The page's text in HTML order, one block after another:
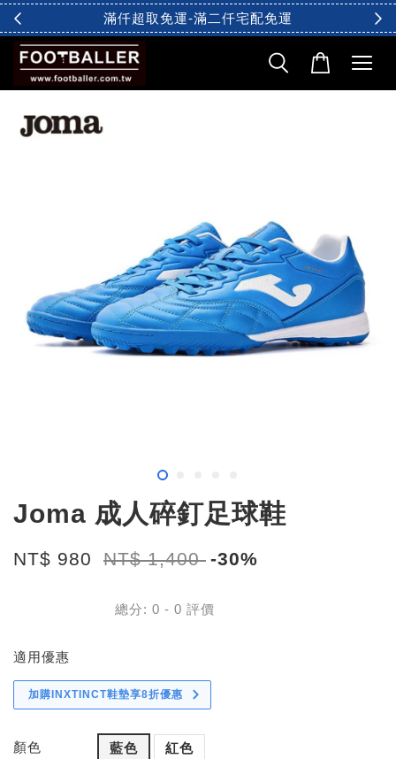
滿仟超取免運-滿二仟宅配免運
Joma 成人碎釘足球鞋
NT$ 980 NT$ 1,400 -30%
總分: 0 - 0 評價
適用優惠
加購INXTINCT鞋墊享8折優惠
顏色 藍色 紅色